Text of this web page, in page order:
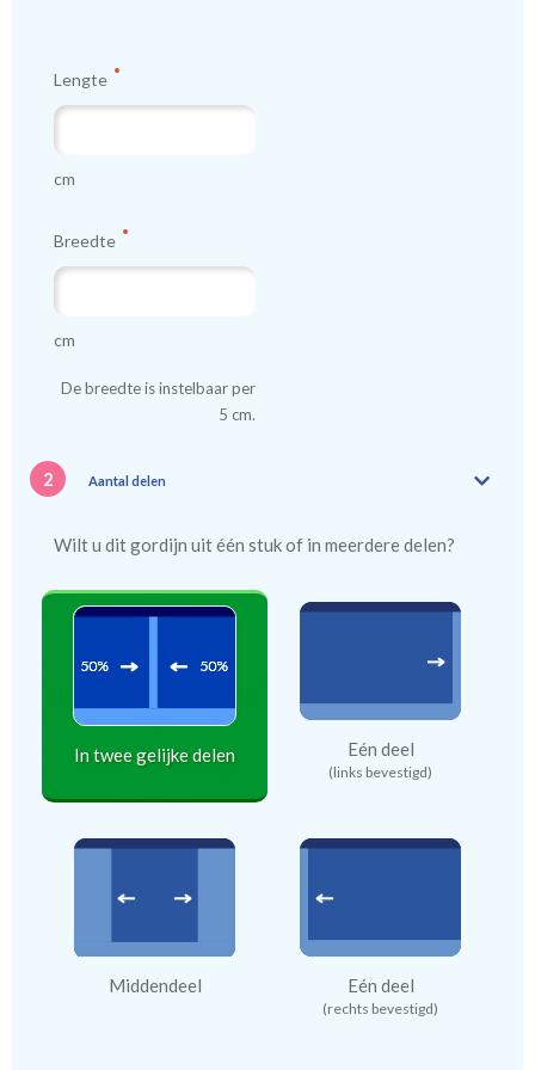
Lengte
cm
Breedte
cm
De breedte is instelbaar per
5 cm.
2 Aantal delen
Wilt u dit gordijn uit één stuk of in meerdere delen?
In twee gelijke delen Eén deel
(links bevestigd)
Middendeel Eén deel
(rechts bevestigd)